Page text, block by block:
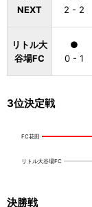
NEXT
2 - 2
リトル大
谷場FC
●
0 - 1
3位決定戦
決勝戦